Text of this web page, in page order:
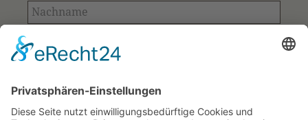
Nachname
E-
Mail-
*
Ihre Kontaktdaten aus dem Anmeldeformular
werden ausschließlich für den Versand des